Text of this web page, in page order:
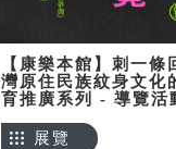
【康樂本館】刺一條
灣原住民族紋身文化
育推廣系列 - 導覽活
展覽